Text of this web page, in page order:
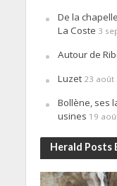
De la
La Coste 3
Autour de
Luzet 23 août
Bollène, ses
usines 19
Herald Posts